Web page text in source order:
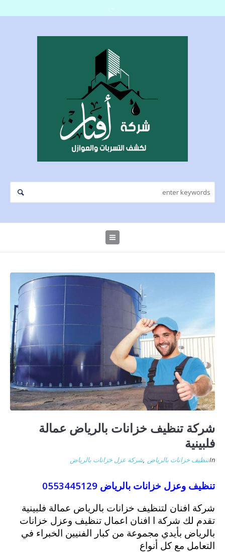
شركة تنظيف خزانات بالرياض عمالة
فلبينية
Inتنظيف خزانات بالرياض ,شركة عزل خزانات بالرياض
تنظيف وعزل خزانات بالرياض 0553445129
شركة افنان لتنظيف خزانات بالرياض عمالة فلبينية
تقدم لك شركة ا افنان اعمال تنظيف وعزل خزانات
بالرياض بأيدي مجموعة من كبار الفنيين الخبراء في
التعامل مع كل أنواع